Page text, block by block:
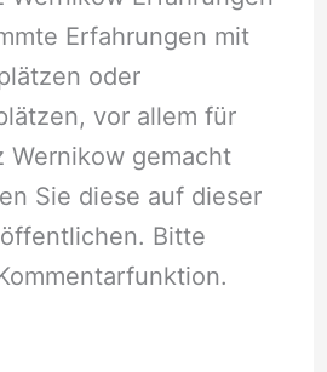
Erfahrungen mit
oder
vor allem für
Wernikow gemacht
Sie diese auf dieser
Bitte